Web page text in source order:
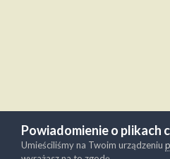
Powiadomienie o plikach
Umieściliśmy na Twoim urządzeniu